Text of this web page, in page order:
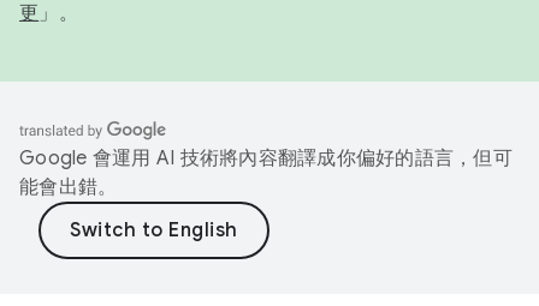
更 」。
Google 會運用 AI 技術將內容翻譯成你偏好的語言，但可
能會出錯。